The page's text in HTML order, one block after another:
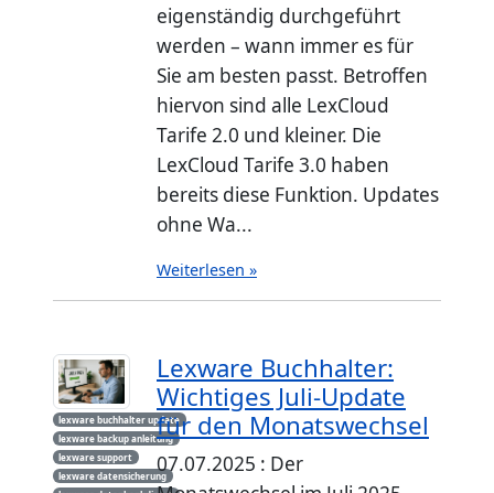
eigenständig durchgeführt
werden – wann immer es für
Sie am besten passt. Betroffen
hiervon sind alle LexCloud
Tarife 2.0 und kleiner. Die
LexCloud Tarife 3.0 haben
bereits diese Funktion. Updates
ohne Wa...
Weiterlesen »
lexware buchhalter update
lexware backup anleitung
lexware support
lexware datensicherung
Lexware Buchhalter:
Wichtiges Juli-Update
für den Monatswechsel
07.07.2025 : Der